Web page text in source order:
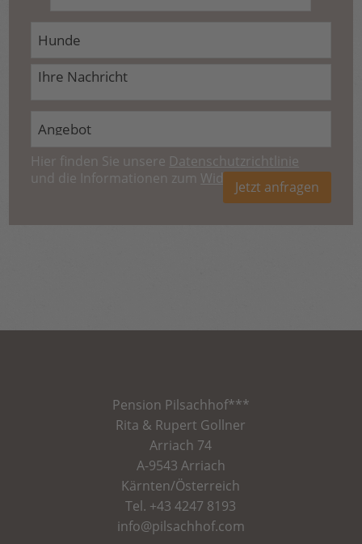
Hier finden Sie unsere Datenschutzrichtlinie
und die Informationen zum Widerruf.
Jetzt anfragen
Pension Pilsachhof***
Rita & Rupert Gollner
Arriach 74
A-9543 Arriach
Kärnten/Österreich
Tel. +43 4247 8193
info@pilsachhof.com